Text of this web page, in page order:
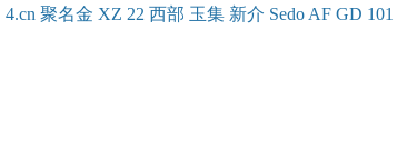
4.cn 聚名金 XZ 22 西部 玉集 新介 Sedo AF GD 101